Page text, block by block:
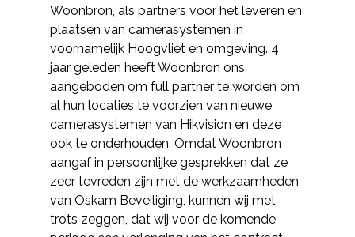
Woonbron, als partners voor het leveren en
plaatsen van camerasystemen in
voornamelijk Hoogvliet en omgeving. 4
jaar geleden heeft Woonbron ons
aangeboden om full partner te worden om
al hun locaties te voorzien van nieuwe
camerasystemen van Hikvision en deze
ook te onderhouden. Omdat Woonbron
aangaf in persoonlijke gesprekken dat ze
zeer tevreden zijn met de werkzaamheden
van Oskam Beveiliging, kunnen wij met
trots zeggen, dat wij voor de komende